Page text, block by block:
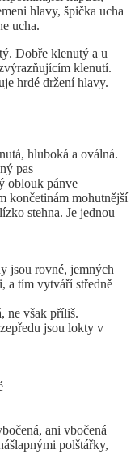
hlavy, špička ucha
ucha.
Dobře klenutý a u
klenutí.
hrdé držení hlavy.
hluboká a oválná.
pas
oblouk pánve
končetinám mohutnější
stehna. Je jednou
rovné, jemných
a tím vytváří středně
ne však příliš.
jsou lokty v
ani vbočená
polštářky,